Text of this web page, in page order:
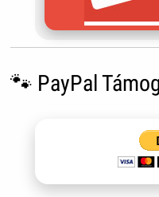
🐾 PayPal